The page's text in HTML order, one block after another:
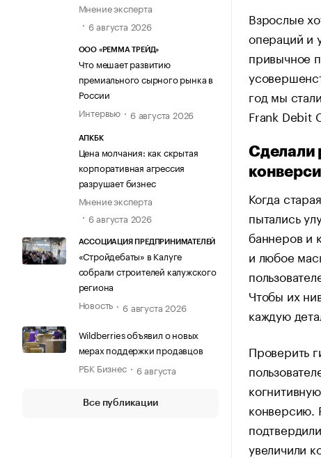
Мнение эксперта
6 августа 2026
ООО «РЕММА ТРЕЙД»
Что мешает развитию
премиального сырного рынка в
России
Интервью
6 августа 2026
АПКБК
Цена молчания: как скрытая
корпоративная агрессия
разрушает бизнес
Мнение эксперта
6 августа 2026
АССОЦИАЦИЯ ПРЕДПРИНИМАТЕЛЕЙ
«Стройдебаты» в Калуге
собрали строителей калужского
региона
Новость
6 августа 2026
Wildberries объявил о новых
мерах поддержки продавцов
РБК Бизнес
6 августа
Все публикации
Взрослые
операций и
привычное
год мы
Frank Debit
Сделали
Когда
пытались
баннеров и
и любое
Чтобы их
каждую
Проверить
конверсию.
увеличили